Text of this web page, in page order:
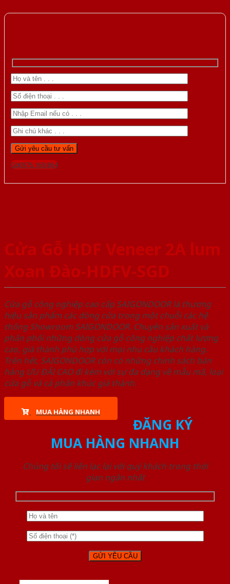
Gọi 0976.169.864
Cửa Gỗ HDF Veneer 2A lum
Xoan Đào-HDFV-SGD
Cửa gỗ công nghiệp cao cấp SAIGONDOOR là thương
hiệu sản phẩm các dòng cửa trong một chuỗi các hệ
thống Showroom SAIGONDOOR. Chuyên sản xuất và
phân phối những dòng cửa gỗ công nghiệp chất lượng
cao, giá thành phù hợp với mọi nhu cầu khách hàng.
Trên hết, SAIGONDOOR còn có những chính sách bán
hàng ƯU ĐÃI CAO đi kèm với sự đa dạng về mẫu mã, loại
cửa gỗ và cả phân khúc giá thành.
MUA HÀNG NHANH
ĐĂNG KÝ
MUA HÀNG NHANH
Chúng tôi sẽ liên lạc lại với quý khách trong thời
gian ngắn nhất